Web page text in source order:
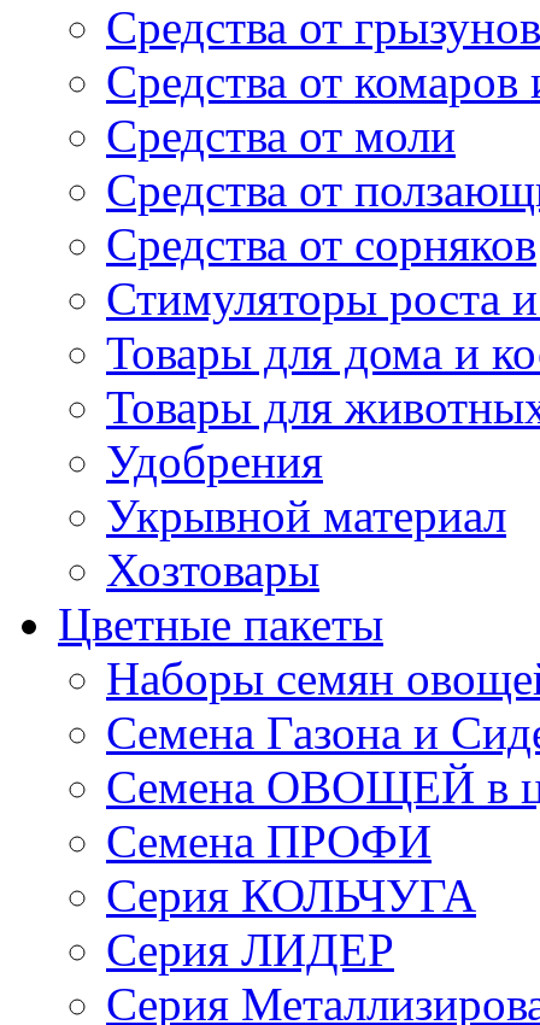
Средства от грызунов
Средства от
Средства от моли
Средства от
Средства от сорняков
Стимуляторы роста и
Товары для дома и
Товары для
Удобрения
Укрывной материал
Хозтовары
Цветные пакеты
Наборы семян
Семена Газона и
Семена ОВОЩЕЙ в
Семена ПРОФИ
Серия КОЛЬЧУГА
Серия ЛИДЕР
Серия